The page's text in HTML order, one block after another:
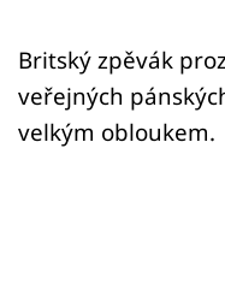
Sledujte nás
Britský zpěvák
veřejných
velkým obloukem.